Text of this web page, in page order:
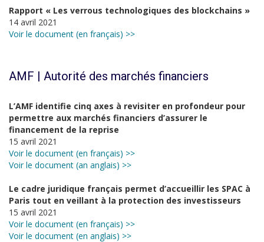
Rapport « Les verrous technologiques des blockchains »
14 avril 2021
Voir le document (en français) >>
AMF | Autorité des marchés financiers
L’AMF identifie cinq axes à revisiter en profondeur pour
permettre aux marchés financiers d’assurer le
financement de la reprise
15 avril 2021
Voir le document (en français) >>
Voir le document (an anglais) >>
Le cadre juridique français permet d’accueillir les SPAC à
Paris tout en veillant à la protection des investisseurs
15 avril 2021
Voir le document (en français) >>
Voir le document (en anglais) >>